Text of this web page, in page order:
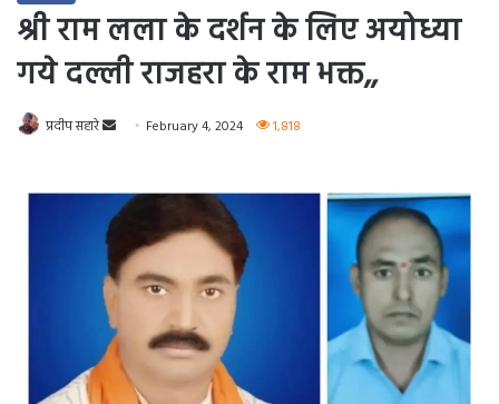
श्री राम लला के दर्शन के लिए अयोध्या
गये दल्ली राजहरा के राम भक्त,,
प्रदीप सहारे
Send February 4, 2024 1,818